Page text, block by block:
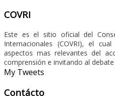
COVRI
Este es el sitio oficial del
Internacionales (COVRI), el
aspectos mas relevantes del
comprensión e invitando al
My Tweets
Contácto